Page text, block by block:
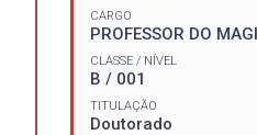
CARGO
PROFESSOR DO
CLASSE / NÍVEL
B / 001
TITULAÇÃO
Doutorado